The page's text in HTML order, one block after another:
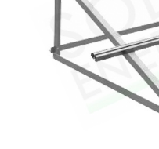
Sample Page